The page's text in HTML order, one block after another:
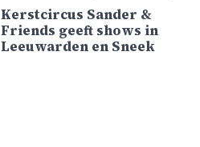
Kerstcircus Sander &
Friends geeft shows in
Leeuwarden en Sneek